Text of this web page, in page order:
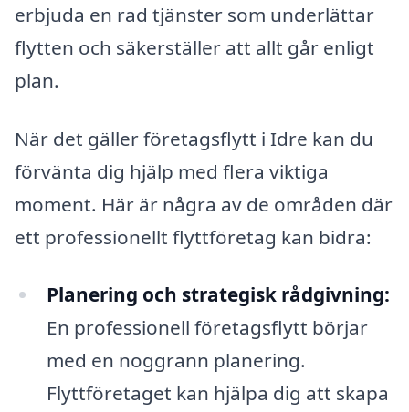
erbjuda en rad tjänster som underlättar
flytten och säkerställer att allt går enligt
plan.
När det gäller företagsflytt i Idre kan du
förvänta dig hjälp med flera viktiga
moment. Här är några av de områden där
ett professionellt flyttföretag kan bidra:
Planering och strategisk rådgivning:
En professionell företagsflytt börjar
med en noggrann planering.
Flyttföretaget kan hjälpa dig att skapa